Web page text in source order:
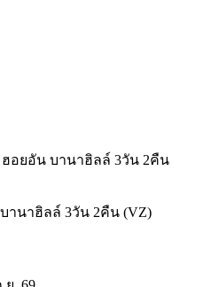
านาฮิลล์ 3วัน 2คืน (VZ)